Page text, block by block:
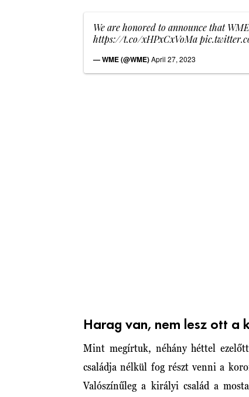
We are honored to announce that
https://t.co/xHPxCxVoMa
— WME (@WME)April 27, 2023
Harag van, nem lesz ott a
Mint megírtuk, néhány héttel
családja nélkül fog részt venni a
Valószínűleg a királyi család a